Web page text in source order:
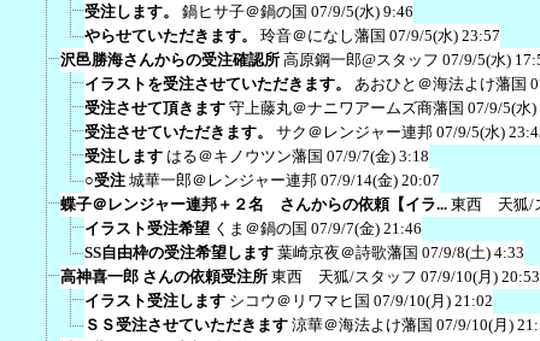
受注します。
鍋ヒサ子＠鍋の国 07/9/5(水) 9:46
やらせていただきます。
玲音＠になし藩国 07/9/5(水) 23:57
沢邑勝海さんからの受注確認所 高原鋼一郎@スタッフ 07/9/5(水)
イラストを受注させていただきます。
あおひと＠海法よけ藩国
受注させて頂きます 守上藤丸＠ナニワアームズ商藩国 07/9/5(水)
受注させていただきます。
サク＠レンジャー連邦 07/9/5(水)
受注します はる＠キノウツン藩国 07/9/7(金) 3:18
○受注 城華一郎＠レンジャー連邦 07/9/14(金) 20:07
蝶子＠レンジャー連邦＋２名 さんからの依頼【イラ... 東西 天狐/
イラスト受注希望 くま＠鍋の国 07/9/7(金) 21:46
SS自由枠の受注希望します 葉崎京夜＠詩歌藩国 07/9/8(土) 4:33
高神喜一郎 さんの依頼受注所 東西 天狐/スタッフ 07/9/10(月) 20:53
イラスト受注します シコウ＠リワマヒ国 07/9/10(月) 21:02
ＳＳ受注させていただきます 涼華＠海法よけ藩国 07/9/10(月)